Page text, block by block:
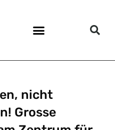
nicht
Grosse